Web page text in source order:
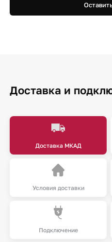
Доставка и
Доставка МКАД
Условия доставки
Подключение